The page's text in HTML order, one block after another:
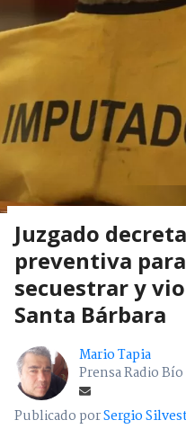
Juzgado
preventiva
secuestrar y
Santa Bárbara
Mario Tapia
Prensa Radio
Publicado porSergio